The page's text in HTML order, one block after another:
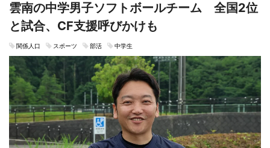
雲南の中学男子ソフトボールチーム 全国2位
と試合、CF支援呼びかけも
関係人口 スポーツ 部活 中学生